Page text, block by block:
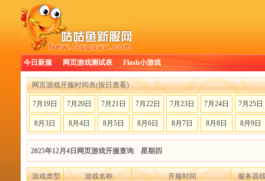
今日新服 网页游戏测试表 Flash小游戏
网页游戏开服时间表(按日查看)
7月19日 7月20日 7月21日 7月22日 7月23日 7月24日 7月25日
8月3日 8月4日 8月5日 8月6日 8月7日 8月8日 8月9日
2025年12月4日网页游戏开服查询 星期四
游戏类型 游戏名称 开服时间 服务器